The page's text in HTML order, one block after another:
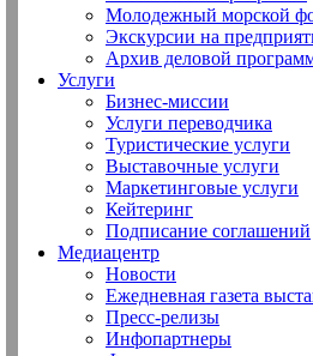
Молодежный морской
Экскурсии на
Архив деловой
Услуги
Бизнес-миссии
Услуги переводчика
Туристические услуги
Выставочные услуги
Маркетинговые услуги
Кейтеринг
Подписание соглашений
Медиацентр
Новости
Ежедневная газета
Пресс-релизы
Инфопартнеры